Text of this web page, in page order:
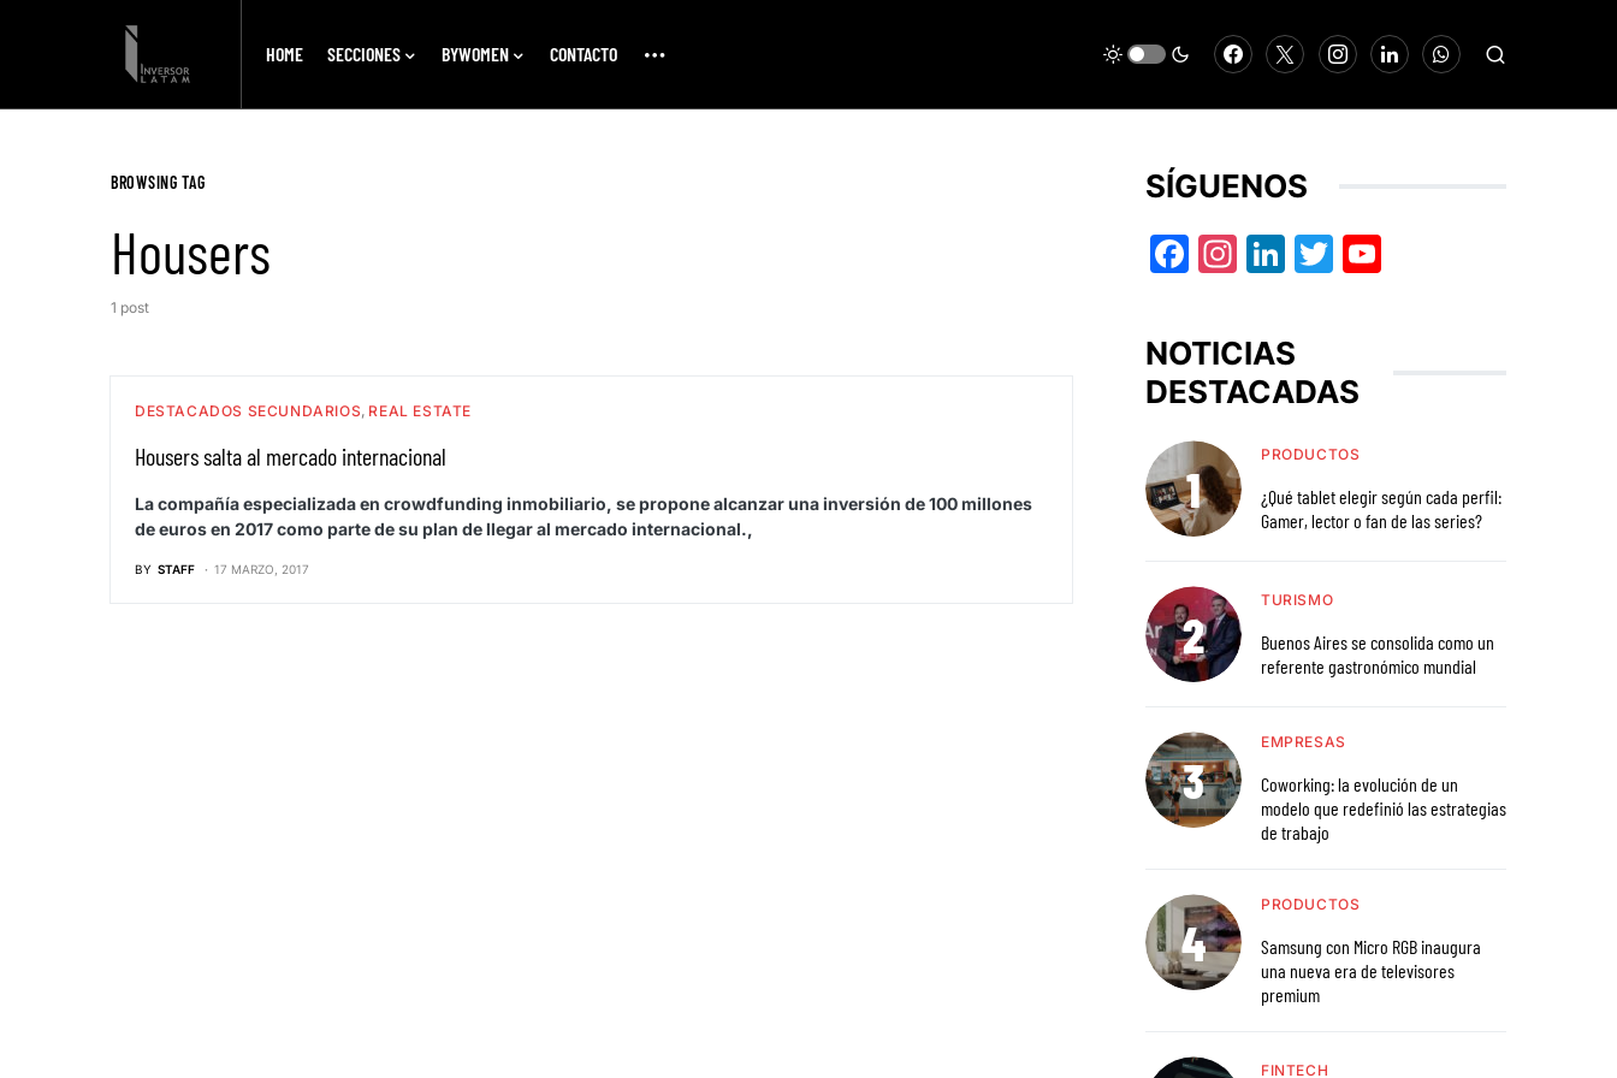
HOME SECCIONES BYWOMEN CONTACTO
BROWSING TAG
Housers
1 post
DESTACADOS SECUNDARIOS REAL ESTATE
Housers salta al mercado internacional
La compañía especializada en crowdfunding inmobiliario, se propone alcanzar una inversión de 100 millones
de euros en 2017 como parte de su plan de llegar al mercado internacional.,
BY STAFF 17 MARZO, 2017
SÍGUENOS
Facebook
Instagram
LinkedIn
Twitter
NOTICIAS
DESTACADAS
PRODUCTOS
¿Qué tablet elegir según cada perfil:
Gamer, lector o fan de las series?
TURISMO
Buenos Aires se consolida como un
referente gastronómico mundial
EMPRESAS
Coworking: la evolución de un
modelo que redefinió las estrategias
de trabajo
PRODUCTOS
Samsung con Micro RGB inaugura
una nueva era de televisores
premium
FINTECH